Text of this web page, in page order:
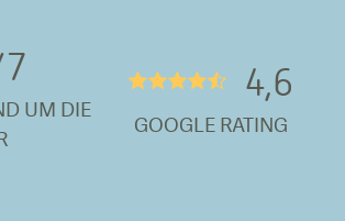
7
UM DIE
★★★★½ 4,6
GOOGLE RATING